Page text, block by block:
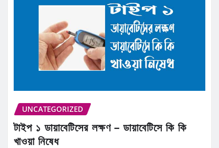
UNCATEGORIZED
টাইপ ১ ডায়াবেটিসের লক্ষণ – ডায়াবেটিসে কি কি
খাওয়া নিষেধ